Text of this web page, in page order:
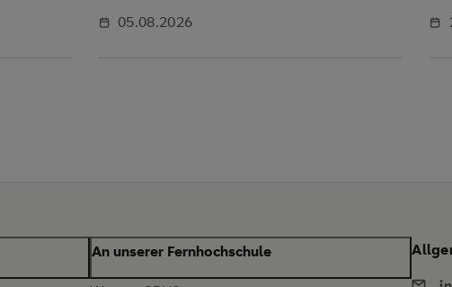
05.08.2026
An unserer Fernhochschule